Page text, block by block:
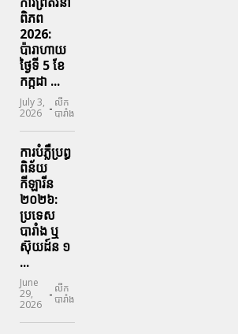
ពិភព
2026:
ប៉ារាហាយ
ថ្ងៃទី 5 ខែ
កក្កដា ...
July 3,
2026 - លីក
បារាំង
ការបំភ្លឺប្រព្ធ​
ពិន័យ​
កីឡារីន​
២០២៦:
ប្រទេស​
បារាំង​ ឬ​
ស៊ុយដ៍ន​ ១
...
June
29,
2026
- លីក
បារាំង